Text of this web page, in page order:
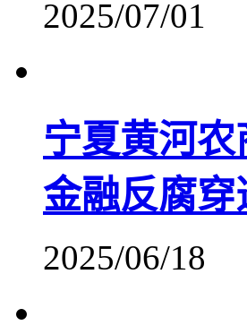
2025/07/01
宁夏黄河
金融反腐穿
2025/06/18